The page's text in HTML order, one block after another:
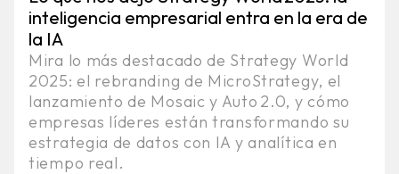
inteligencia empresarial entra en la era de
la IA
Mira lo más destacado de Strategy World
2025: el rebranding de MicroStrategy, el
lanzamiento de Mosaic y Auto 2.0, y cómo
empresas líderes están transformando su
estrategia de datos con IA y analítica en
tiempo real.